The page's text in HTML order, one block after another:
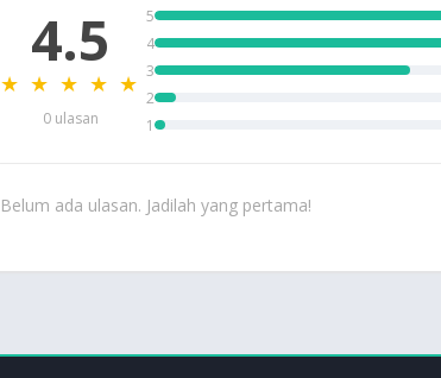
4.5
★ ★ ★ ★ ★
0 ulasan
5
4
3
2
1
Belum ada ulasan. Jadilah yang pertama!